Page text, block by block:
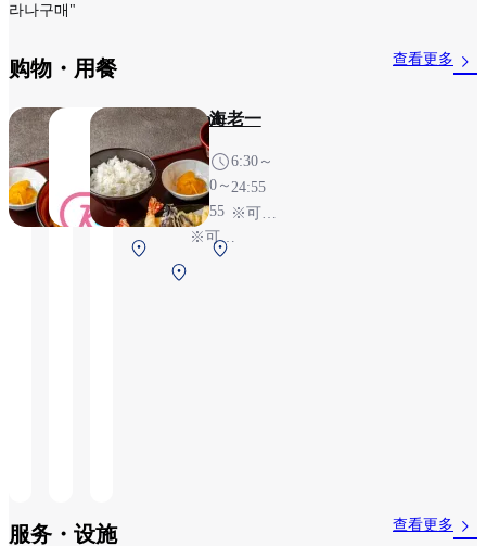
라나구매"
购物・用餐​ 查看更多
鸟匠
6:30～
24:55
※可能
依据航
班情况
航站
Kawaii
Buzz
6:30～
24:55
※可能
海老一
6:30～
24:55
※可能
依据航
服务・设施​ 查看更多